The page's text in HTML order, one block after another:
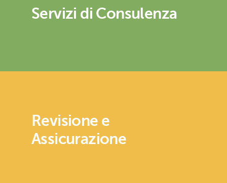
Servizi di Consulenza
Revisione e
Assicurazione